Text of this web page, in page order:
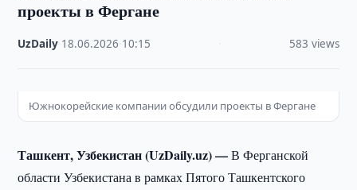
проекты в Фергане
UzDaily 18.06.2026 10:15 583 views
Южнокорейские компании обсудили проекты в Фергане
Ташкент, Узбекистан (UzDaily.uz) —В Ферганской
области Узбекистана в рамках Пятого Ташкентского